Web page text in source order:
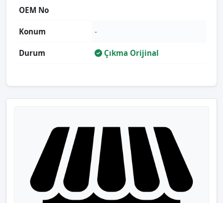
OEM No
Konum -
Durum Çıkma Orijinal